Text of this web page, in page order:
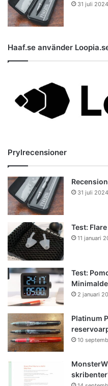
31 juli 2024
Haaf.se använder
Prylrecensioner
31 juli 2024
Test:
11 januari
Test:
2 januari
Platinum
10